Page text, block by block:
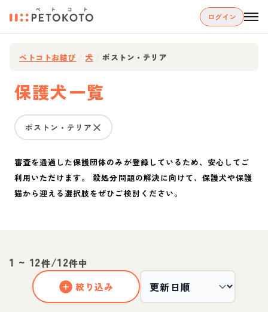
ログイン
ペトコトお結び 犬 ボストン・テリア
保護犬一覧
ボストン・テリア
審査を通過した保護団体のみが登録しているため、安心してご
利用いただけます。 殺処分問題の解決に向けて、保護犬や保護
猫から迎える選択肢をぜひご検討ください。
1 ~ 12件/12件中
絞り込み